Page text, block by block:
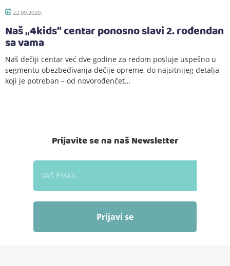
22.09.2020.
Naš „4kids“ centar ponosno slavi 2. rođendan
sa vama
Naš dečiji centar već dve godine za redom posluje uspešno u
segmentu obezbeđivanja dečije opreme, do najsitnijeg detalja
koji je potreban – od novorođenčet…
Prijavite se na naš Newsletter
Prijavi se